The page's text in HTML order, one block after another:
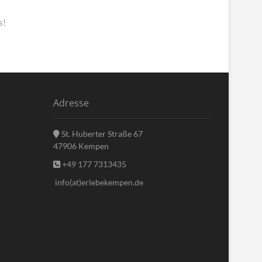
Adresse
St. Huberter Straße 67
47906 Kempen
+49 177 7313435
info(at)erlebekempen.de